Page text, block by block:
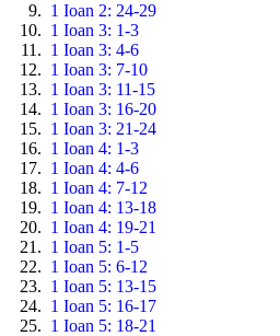
1 Ioan 2: 24-29
1 Ioan 3: 1-3
1 Ioan 3: 4-6
1 Ioan 3: 7-10
1 Ioan 3: 11-15
1 Ioan 3: 16-20
1 Ioan 3: 21-24
1 Ioan 4: 1-3
1 Ioan 4: 4-6
1 Ioan 4: 7-12
1 Ioan 4: 13-18
1 Ioan 4: 19-21
1 Ioan 5: 1-5
1 Ioan 5: 6-12
1 Ioan 5: 13-15
1 Ioan 5: 16-17
1 Ioan 5: 18-21